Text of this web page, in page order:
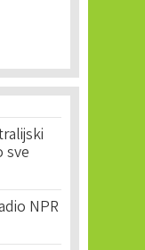
sve
NPR